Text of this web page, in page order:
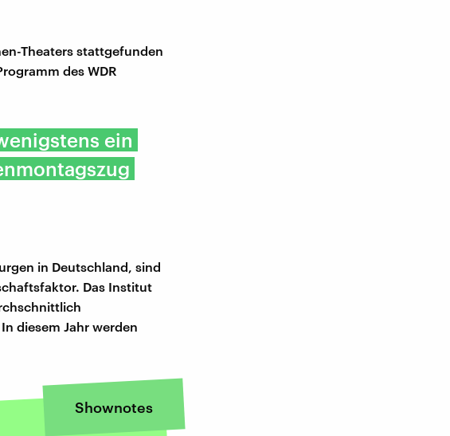
Theaters stattgefunden
des WDR
ein
in Deutschland, sind
Das Institut
diesem Jahr werden
Shownotes